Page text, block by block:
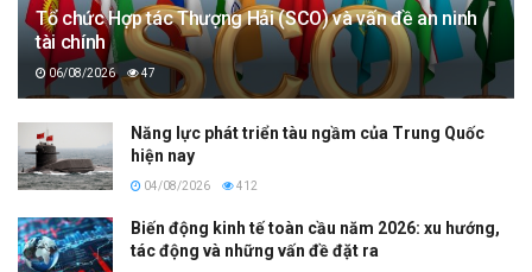
Tổ chức Hợp tác Thượng Hải (SCO) và vấn đề an ninh
tài chính
06/08/2026 47
Năng lực phát triển tàu ngầm của Trung Quốc
hiện nay
04/08/2026 412
Biến động kinh tế toàn cầu năm 2026: xu hướng,
tác động và những vấn đề đặt ra